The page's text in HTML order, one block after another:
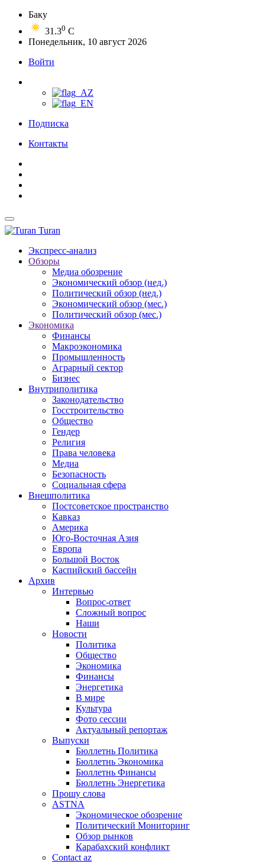
Баку
31.30 C
Понедельник, 10 август 2026
Войти
Подписка
Контакты
Turan
Экспресс-анализ
Обзоры
Медиа обозрение
Экономический обзор (нед.)
Политический обзор (нед.)
Экономический обзор (мес.)
Политический обзор (мес.)
Экономика
Финансы
Макроэкономика
Промышленность
Аграрный сектор
Бизнес
Внутриполитика
Законодательство
Госстроительство
Общество
Гендер
Религия
Права человека
Медиа
Безопасность
Социальная сфера
Внешполитика
Постсоветское пространство
Кавказ
Америка
Юго-Восточная Азия
Европа
Большой Восток
Каспийский бассейн
Архив
Интервью
Вопрос-ответ
Сложный вопрос
Наши
Новости
Политика
Общество
Экономика
Финансы
Энергетика
В мире
Культура
Фото сессии
Актуальный репортаж
Выпуски
Бюллетнь Политика
Бюллетнь Экономика
Бюллетнь Финансы
Бюллетнь Энергетика
Прошу слова
ASTNA
Экономическое обозрение
Политический Мониторинг
Обзор рынков
Карабахский конфликт
Contact az